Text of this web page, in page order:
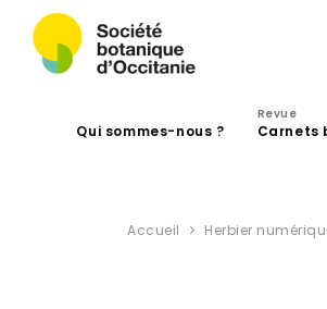
Qui sommes-nous ?
Revue
Carnets
Accueil Herbier